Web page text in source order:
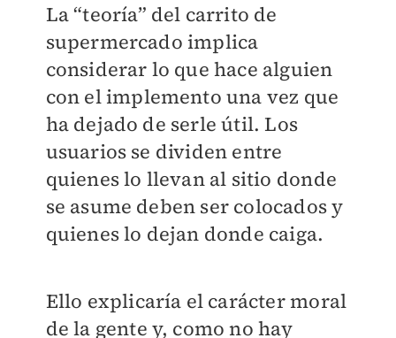
La “teoría” del carrito de
supermercado implica
considerar lo que hace alguien
con el implemento una vez que
ha dejado de serle útil. Los
usuarios se dividen entre
quienes lo llevan al sitio donde
se asume deben ser colocados y
quienes lo dejan donde caiga.
Ello explicaría el carácter moral
de la gente y, como no hay